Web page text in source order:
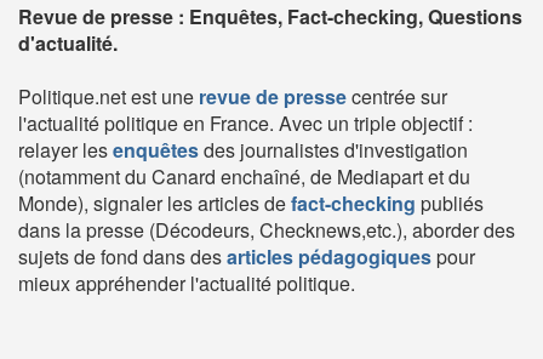
Revue de presse : Enquêtes, Fact-checking, Questions
d'actualité.
Politique.net est une revue de pressecentrée sur
l'actualité politique en France. Avec un triple objectif :
relayer lesenquêtesdes journalistes d'investigation
(notamment du Canard enchaîné, de Mediapart et du
Monde), signaler les articles defact-checking publiés
dans la presse (Décodeurs, Checknews,etc.), aborder des
sujets de fond dans desarticles pédagogiquespour
mieux appréhender l'actualité politique.